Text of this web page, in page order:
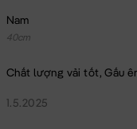
Nam
40cm
Chất lượng vải tốt, Gấu
1.5.2025